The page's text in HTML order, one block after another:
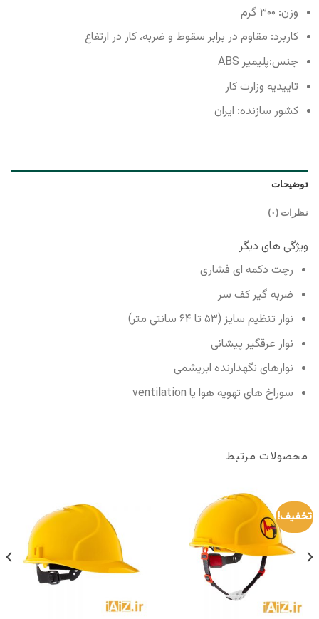
وزن: ۳۰۰ گرم
کاربرد: مقاوم در برابر سقوط و ضربه، کار در ارتفاع
جنس:پلیمیر ABS
تاییدیه وزارت کار
کشور سازنده: ایران
توضیحات
نظرات (۰)
ویژگی های دیگر
رچت دکمه ای فشاری
ضربه گیر کف سر
نوار تنظیم سایز (۵۳ تا ۶۴ سانتی متر)
نوار عرقگیر پیشانی
نوارهای نگهدارنده ابریشمی
سوراخ های تهویه هوا یا ventilation
محصولات مرتبط
تخفیف!